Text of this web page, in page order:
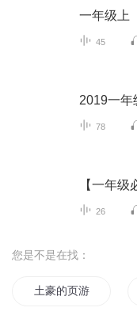
一年级上
45
2019一年
78
【一年
26
您是不是在找：
土豪的页游级修炼系